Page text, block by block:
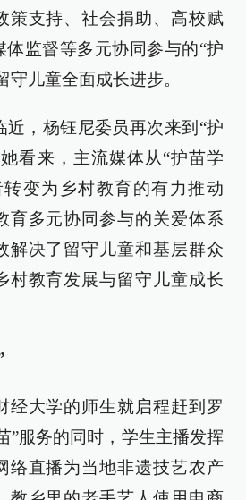
策支持、社会捐助、高校赋
监督等多元协同参与的“护
守儿童全面成长进步。
近，杨钰尼委员再次来到“护
看来，主流媒体从“护苗学
变为乡村教育的有力推动
育多元协同参与的关爱体系
解决了留守儿童和基层群众
村教育发展与留守儿童成长
经大学的师生就启程赶到罗
”服务的同时，学生主播发挥
络直播为当地非遗技艺农产